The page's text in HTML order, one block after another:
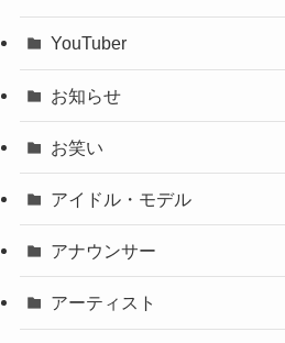
YouTuber
お知らせ
お笑い
アイドル・モデル
アナウンサー
アーティスト